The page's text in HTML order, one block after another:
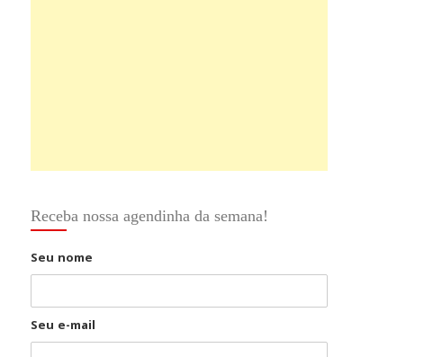
Receba nossa agendinha da semana!
Seu nome
Seu e-mail